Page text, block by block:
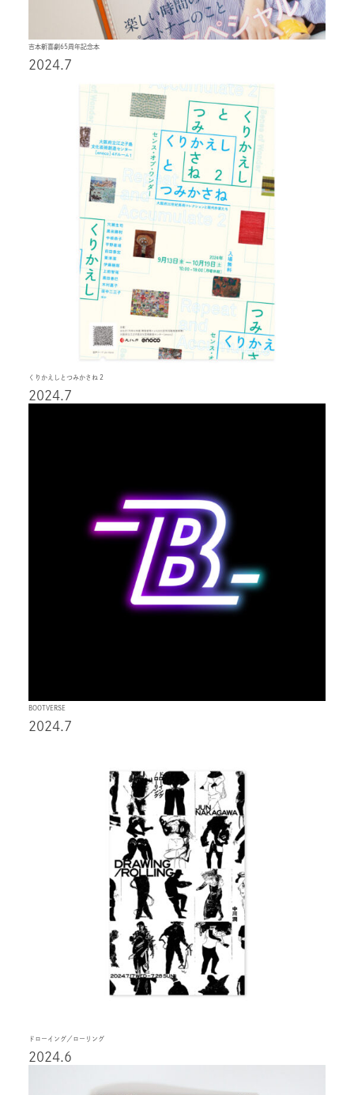
吉本新喜劇65周年記念本
2024.7
くりかえしとつみかさね 2
2024.7
BOOTVERSE
2024.7
ドローイング／ローリング
2024.6